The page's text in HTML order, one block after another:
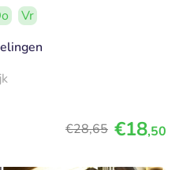
Vr
€28,65 €18,50